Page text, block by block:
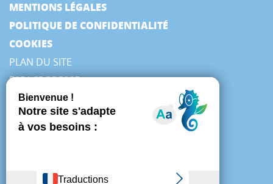
MENTIONS LÉGALES
POLITIQUE DE CONFIDENTIALITÉ
COOKIES
PLAN DU SITE
ESPACE PRESSE